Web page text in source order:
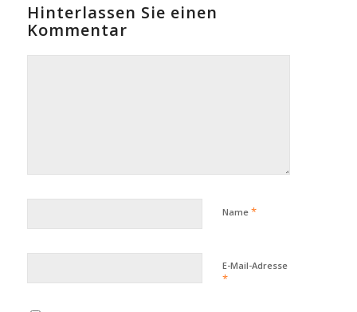
Hinterlassen Sie einen
Kommentar
Name *
E-Mail-Adresse
*